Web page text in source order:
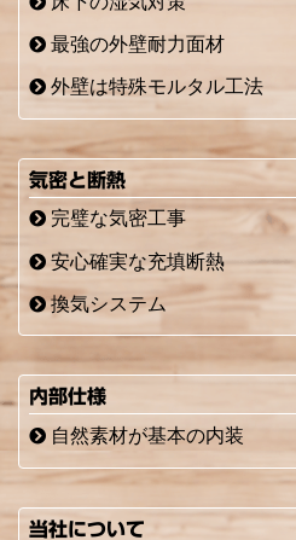
最強の外壁耐力面材
外壁は特殊モルタル工法
気密と断熱
完璧な気密工事
安心確実な充填断熱
換気システム
内部仕様
自然素材が基本の内装
当社について